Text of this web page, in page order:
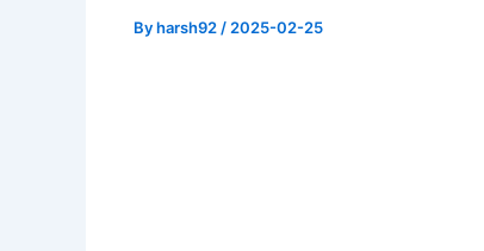
Byharsh92 / 2025-02-25